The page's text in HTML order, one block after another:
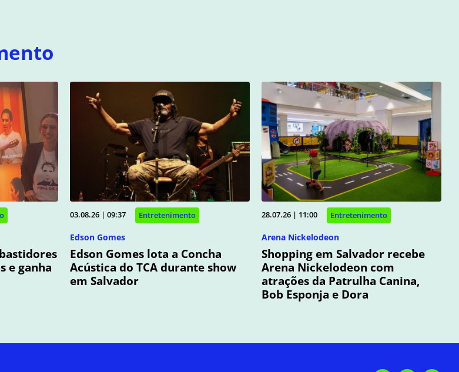
e ganha
03.08.26 | 09:37 Entretenimento
Edson Gomes
Edson Gomes lota a Concha
Acústica do TCA durante show
em Salvador
28.07.26 | 11:00 Entretenimento
Arena Nickelodeon
Shopping em Salvador recebe
Arena Nickelodeon com
atrações da Patrulha Canina,
Bob Esponja e Dora